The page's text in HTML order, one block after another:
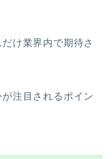
け業界内で期待さ
注目されるポイン